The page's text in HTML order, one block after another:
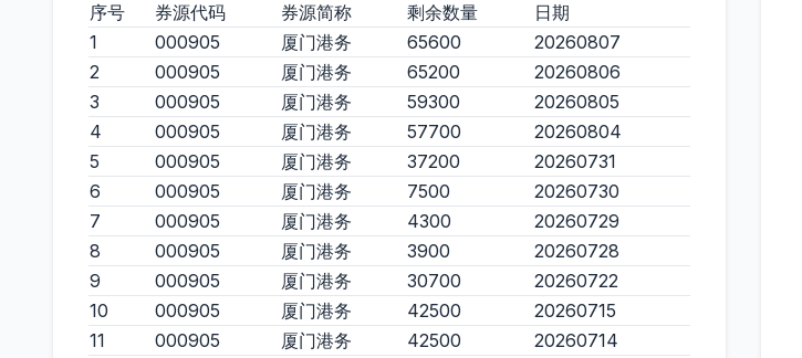
序号 券源代码 券源简称 剩余数量
日期
1
000905 厦门港务 65600
20260807
2
000905 厦门港务 65200
20260806
3
000905 厦门港务 59300
20260805
4
000905 厦门港务 57700
20260804
5
000905 厦门港务 37200
20260731
6
000905 厦门港务 7500
20260730
7
000905 厦门港务 4300
20260729
8
000905 厦门港务 3900
20260728
9
000905 厦门港务 30700
20260722
10
000905 厦门港务 42500
20260715
11
000905 厦门港务 42500
20260714